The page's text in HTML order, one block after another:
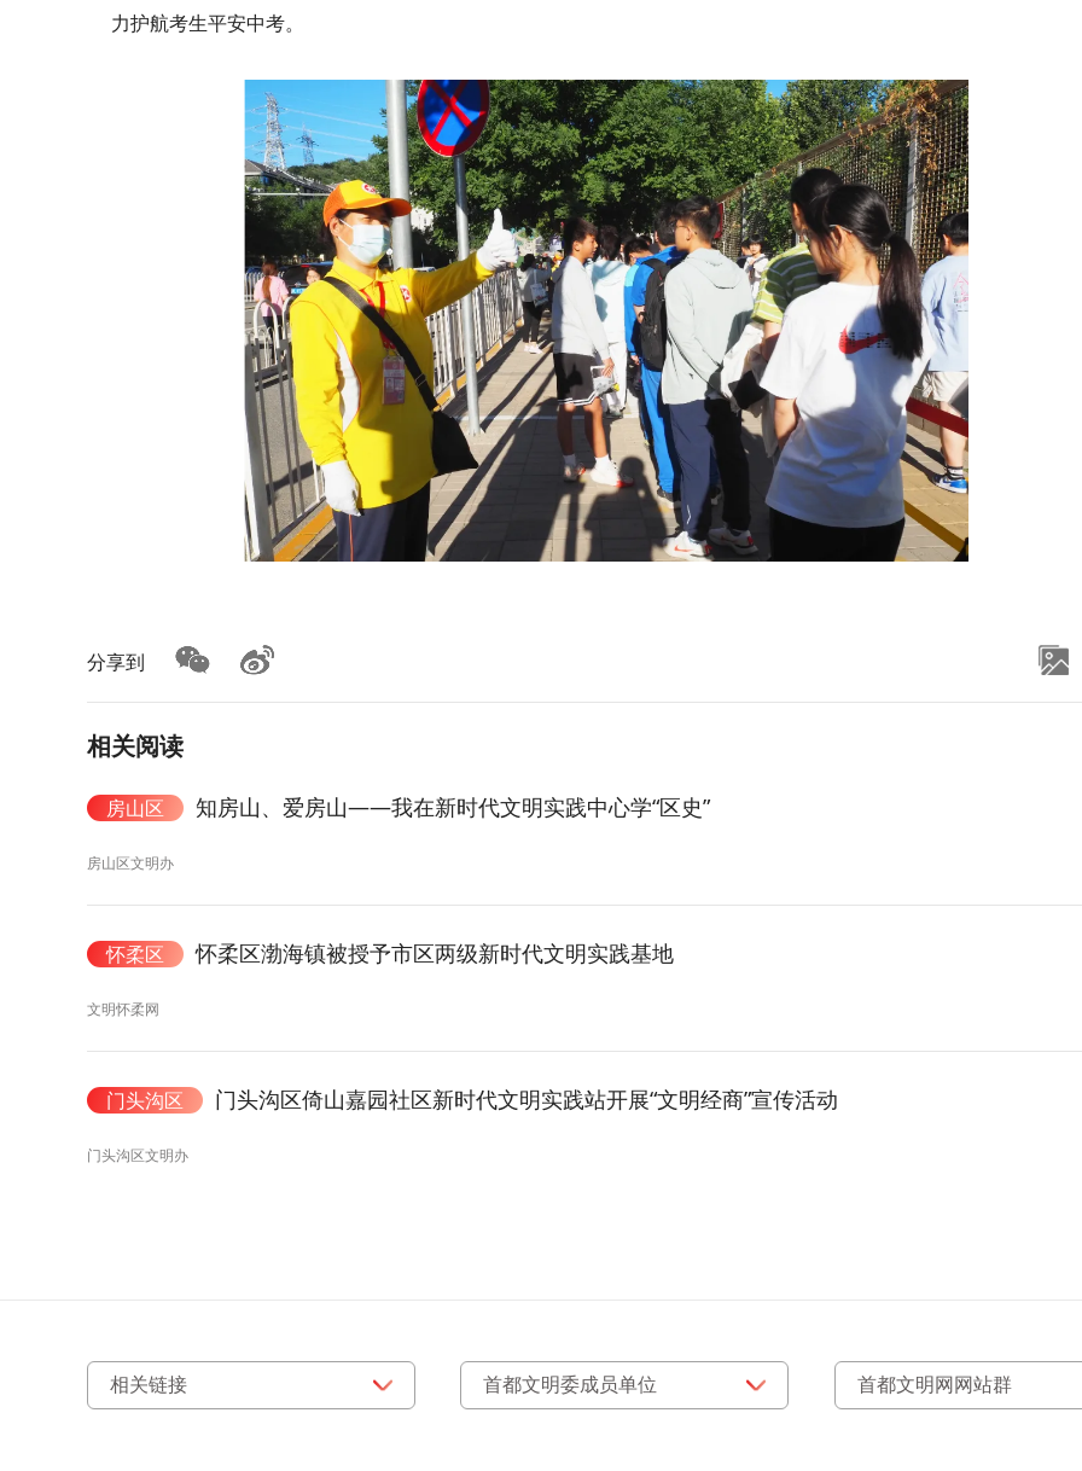
力护航考生平安中考。
分享到
相关阅读
房山区 知房山、爱房山——我在新时代文明实践中心学“区史”
房山区文明办
怀柔区 怀柔区渤海镇被授予市区两级新时代文明实践基地
文明怀柔网
门头沟区 门头沟区倚山嘉园社区新时代文明实践站开展“文明经商”宣传活动
门头沟区文明办